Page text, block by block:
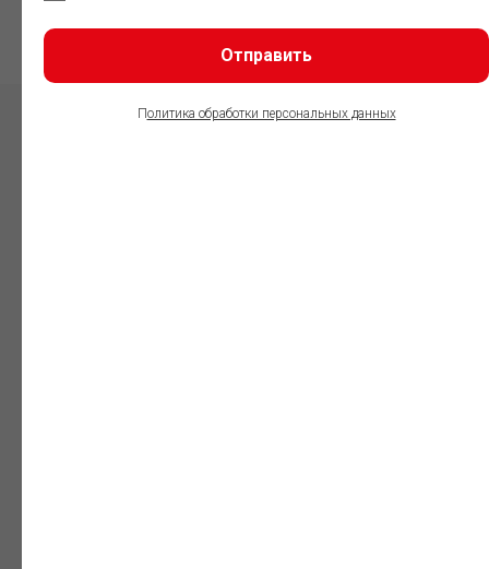
Отправить
Политика обработки персональных данных